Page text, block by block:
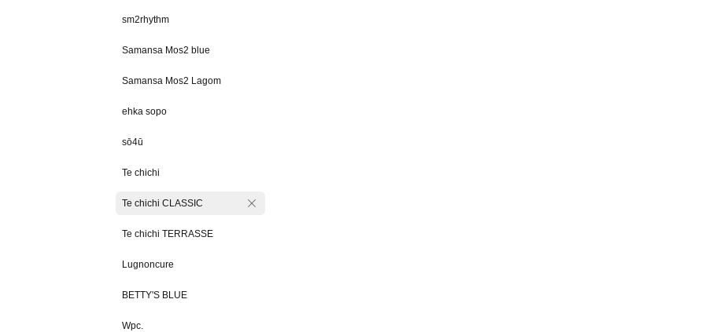
sm2rhythm
Samansa Mos2 blue
Samansa Mos2 Lagom
ehka sopo
sō4ū
Te chichi
Te chichi CLASSIC
Te chichi TERRASSE
Lugnoncure
BETTY'S BLUE
Wpc.